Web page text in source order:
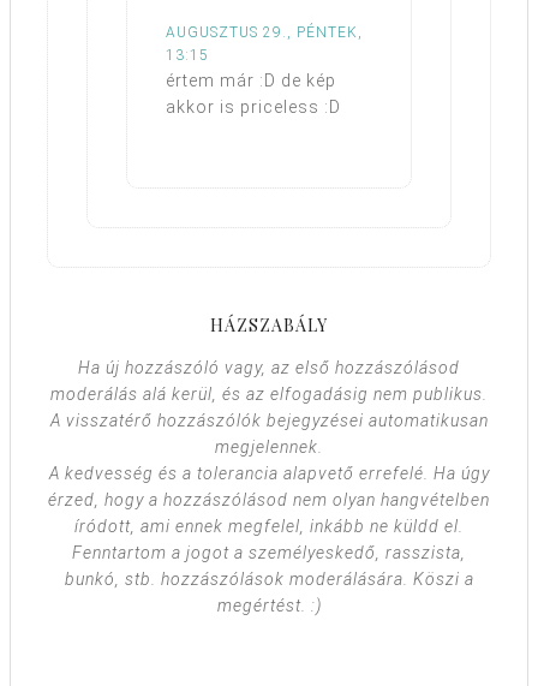
AUGUSZTUS 29., PÉNTEK,
13:15
értem már :D de kép
akkor is priceless :D
HÁZSZABÁLY
Ha új hozzászóló vagy, az első hozzászólásod
moderálás alá kerül, és az elfogadásig nem publikus.
A visszatérő hozzászólók bejegyzései automatikusan
megjelennek.
A kedvesség és a tolerancia alapvető errefelé. Ha úgy
érzed, hogy a hozzászólásod nem olyan hangvételben
íródott, ami ennek megfelel, inkább ne küldd el.
Fenntartom a jogot a személyeskedő, rasszista,
bunkó, stb. hozzászólások moderálására. Köszi a
megértést. :)